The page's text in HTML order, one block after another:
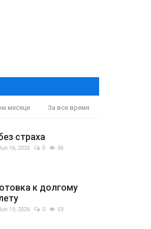
месяце За все время
страха
16, 2026 0 56
к долгому
19, 2026 0 53